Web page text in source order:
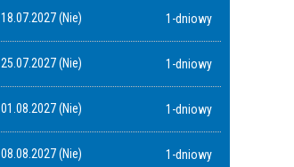
18.07.2027 (Nie) 1-dniowy
25.07.2027 (Nie) 1-dniowy
01.08.2027 (Nie) 1-dniowy
08.08.2027 (Nie) 1-dniowy